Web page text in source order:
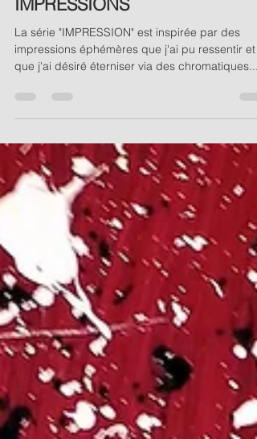
12 avr. 2022
1 min de lecture
IMPRESSIONS
La série "IMPRESSION" est inspirée par des